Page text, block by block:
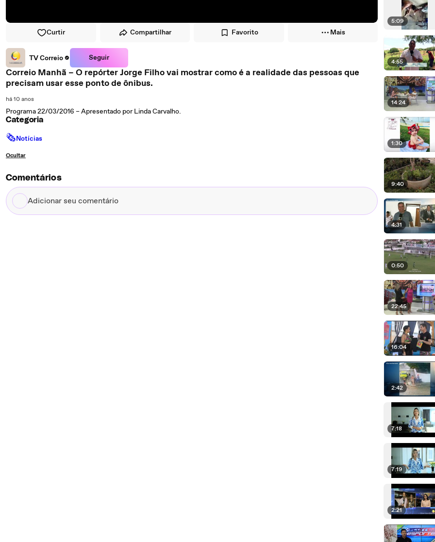
Curtir Compartilhar Favorito Mais
TV Correio Seguir
Correio Manhã – O repórter Jorge Filho vai mostrar como é a realidade das pessoas que
precisam usar esse ponto de ônibus.
há 10 anos
Programa 22/03/2016 – Apresentado por Linda Carvalho.
Categoria
🗞Notícias
Ocultar
Comentários
Adicionar
seu
5:09
4:55
14:24
1:30
9:40
4:31
0:50
22:45
16:04
2:42
7:18
7:19
2:21